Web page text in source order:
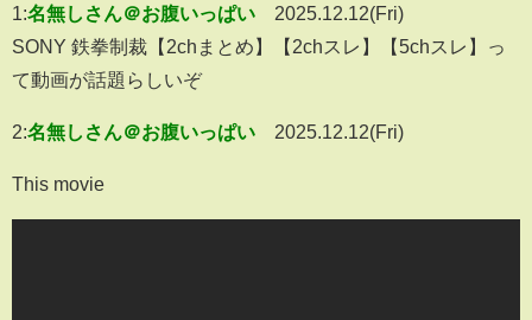
1:名無しさん＠お腹いっぱい
2025.12.12(Fri)
SONY 鉄拳制裁【2chまとめ】【2chスレ】【5chスレ】っ
て動画が話題らしいぞ
2:名無しさん＠お腹いっぱい 2025.12.12(Fri)
This movie